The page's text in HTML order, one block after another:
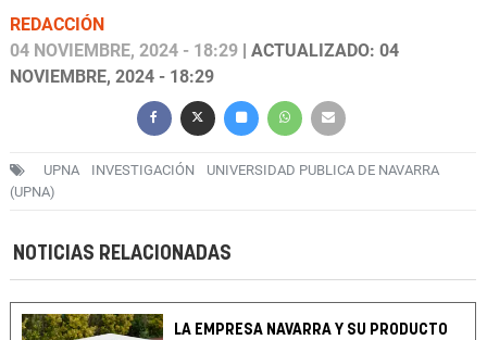
REDACCIÓN
04 NOVIEMBRE, 2024 - 18:29 | ACTUALIZADO: 04
NOVIEMBRE, 2024 - 18:29
UPNA INVESTIGACIÓN
UNIVERSIDAD PUBLICA DE NAVARRA
(UPNA)
NOTICIAS RELACIONADAS
LA EMPRESA NAVARRA Y SU PRODUCTO